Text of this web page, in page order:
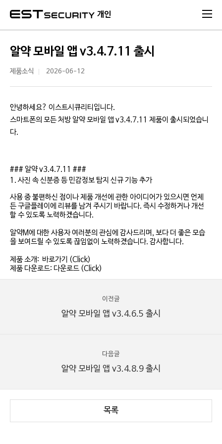
개인
알약 모바일 앱 v3.4.7.11 출시
제품소식 2026-06-12
안녕하세요? 이스트시큐리티입니다.
스마트폰의 모든 처방 알약 모바일 앱 v3.4.7.11 제품이 출시되었습니
다.
### 알약 v3.4.7.11 ###
1. 사진 속 신분증 등 민감정보 탐지 신규 기능 추가
사용 중 불편하신 점이나 제품 개선에 관한 아이디어가 있으시면 언제
든 구글플레이에 리뷰를 남겨 주시기 바랍니다. 즉시 수정하거나 개선
할 수 있도록 노력하겠습니다.
알약M에 대한 사용자 여러분의 관심에 감사드리며, 보다 더 좋은 모습
을 보여드릴 수 있도록 끊임없이 노력하겠습니다. 감사합니다.
제품 소개: 바로가기 (Click)
제품 다운로드: 다운로드 (Click)
이전글
알약 모바일 앱 v3.4.6.5 출시
다음글
알약 모바일 앱 v3.4.8.9 출시
목록